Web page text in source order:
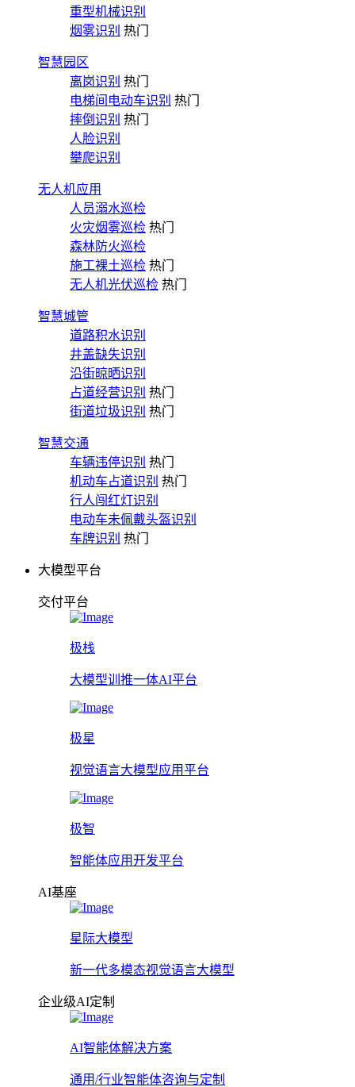
重型机械识别
烟雾识别 热门
智慧园区
离岗识别 热门
电梯间电动车识别 热门
摔倒识别 热门
人脸识别
攀爬识别
无人机应用
人员溺水巡检
火灾烟雾巡检 热门
森林防火巡检
施工裸土巡检 热门
无人机光伏巡检 热门
智慧城管
道路积水识别
井盖缺失识别
沿街晾晒识别
占道经营识别 热门
街道垃圾识别 热门
智慧交通
车辆违停识别 热门
机动车占道识别 热门
行人闯红灯识别
电动车未佩戴头盔识别
车牌识别 热门
大模型平台
交付平台
极栈
大模型训推一体AI平台
极星
视觉语言大模型应用平台
极智
智能体应用开发平台
AI基座
星际大模型
新一代多模态视觉语言大模型
企业级AI定制
AI智能体解决方案
通用/行业智能体咨询与定制